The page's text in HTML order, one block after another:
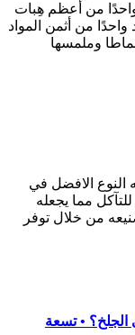
من أعظم هِبات
واحدًا من أثمن المواد
وملمسها
النوع الافضل في
مما يجعله
من خلال توفر
الجلخ؟ • تسعة